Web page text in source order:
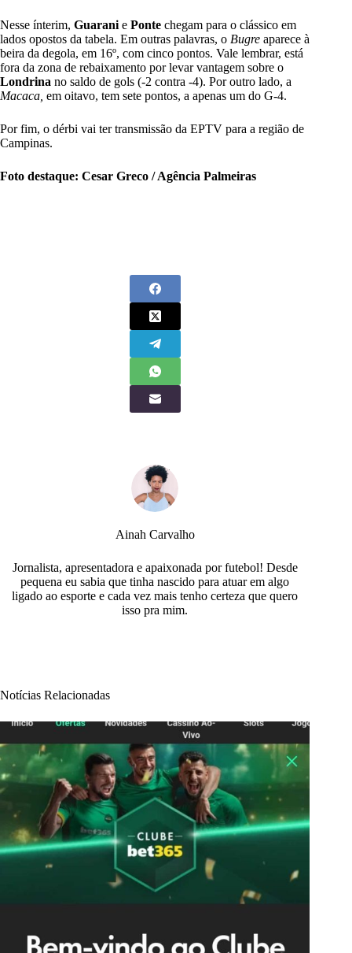
Nesse ínterim, Guarani e Ponte chegam para o clássico em
lados opostos da tabela. Em outras palavras, o Bugre aparece à
beira da degola, em 16º, com cinco pontos. Vale lembrar, está
fora da zona de rebaixamento por levar vantagem sobre o
Londrina no saldo de gols (-2 contra -4). Por outro lado, a
Macaca, em oitavo, tem sete pontos, a apenas um do G-4.
Por fim, o dérbi vai ter transmissão da EPTV para a região de
Campinas.
Foto destaque: Cesar Greco / Agência Palmeiras
Ainah Carvalho
Jornalista, apresentadora e apaixonada por futebol! Desde
pequena eu sabia que tinha nascido para atuar em algo
ligado ao esporte e cada vez mais tenho certeza que quero
isso pra mim.
Notícias Relacionadas